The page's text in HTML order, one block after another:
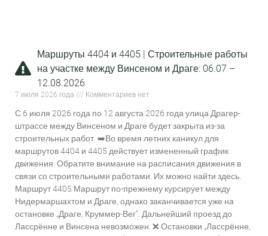
Маршруты 4404 и 4405 | Строительные работы
на участке между Винсеном и Драге: 06.07 –
12.08.2026
7 июля 2026 года Комментариев нет
С 6 июля 2026 года по 12 августа 2026 года улица Драгер-
штрассе между Винсеном и Драге будет закрыта из-за
строительных работ. ➡️Во время летних каникул для
маршрутов 4404 и 4405 действует измененный график
движения. Обратите внимание на расписания движения в
связи со строительными работами. Их можно найти здесь.
Маршрут 4405 Маршрут по-прежнему курсирует между
Нидермаршахтом и Драге, однако заканчивается уже на
остановке „Драге, Круммер-Вег“. Дальнейший проезд до
Лассрённе и Винсена невозможен. ❌ Остановки „Лассрённе,